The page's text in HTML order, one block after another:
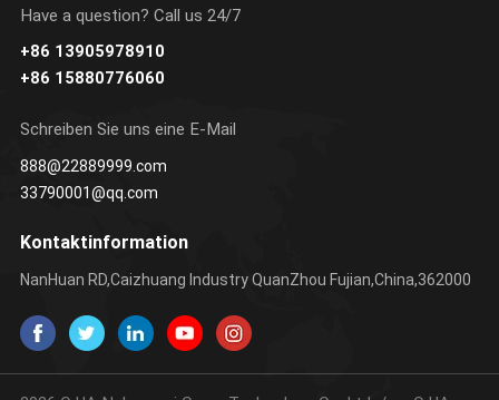
ERFAHREN SIE
Have a question? Call us 24/7
+86 13905978910
+86 15880776060
Schreiben Sie uns eine E-Mail
888@22889999.com
33790001@qq.com
Kontaktinformation
NanHuan RD,Caizhuang Industry QuanZhou Fujian,China,362000